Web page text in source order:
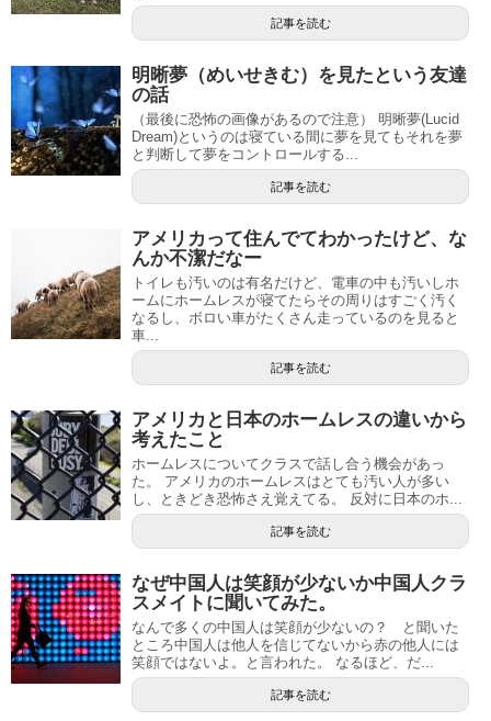
記事を読む
明晰夢（めいせきむ）を見たという友達
の話
（最後に恐怖の画像があるので注意） 明晰夢(Lucid
Dream)というのは寝ている間に夢を見てもそれを夢
と判断して夢をコントロールする...
記事を読む
アメリカって住んでてわかったけど、な
んか不潔だなー
トイレも汚いのは有名だけど、電車の中も汚いしホ
ームにホームレスが寝てたらその周りはすごく汚く
なるし、ボロい車がたくさん走っているのを見ると
車...
記事を読む
アメリカと日本のホームレスの違いから
考えたこと
ホームレスについてクラスで話し合う機会があっ
た。 アメリカのホームレスはとても汚い人が多い
し、ときどき恐怖さえ覚えてる。 反対に日本のホ...
記事を読む
なぜ中国人は笑顔が少ないか中国人クラ
スメイトに聞いてみた。
なんで多くの中国人は笑顔が少ないの？ と聞いた
ところ中国人は他人を信じてないから赤の他人には
笑顔ではないよ。と言われた。 なるほど、だ...
記事を読む